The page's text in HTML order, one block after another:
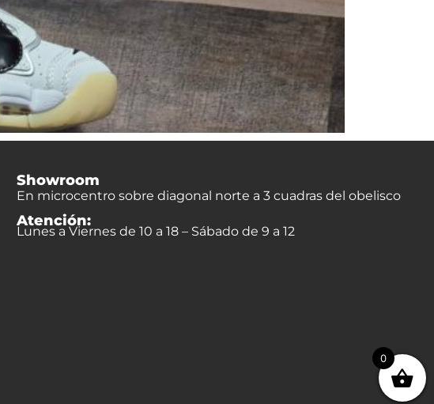
Showroom
En microcentro sobre diagonal norte a 3 cuadras del obelisco
Atención:
Lunes a Viernes de 10 a 18 – Sábado de 9 a 12
0